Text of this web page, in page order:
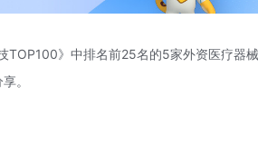
TOP100》中排名前25名的5家外资医疗器
。